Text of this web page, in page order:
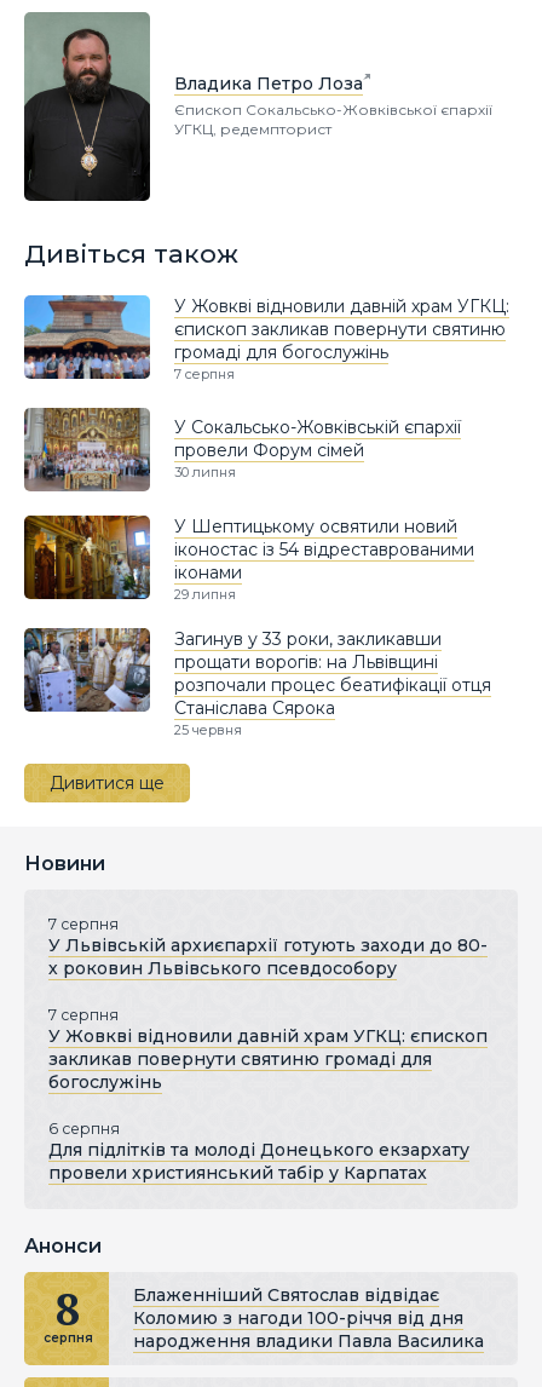
Владика Петро Лоза
Єпископ Сокальсько-Жовківської єпархії
УГКЦ, редемпторист
Дивіться також
У Жовкві відновили давній храм УГКЦ:
єпископ закликав повернути святиню
громаді для богослужінь
7 серпня
У Сокальсько-Жовківській єпархії
провели Форум сімей
30 липня
У Шептицькому освятили новий
іконостас із 54 відреставрованими
іконами
29 липня
Загинув у 33 роки, закликавши
прощати ворогів: на Львівщині
розпочали процес беатифікації отця
Станіслава Сярока
25 червня
Дивитися ще
Новини
7 серпня
У Львівській архиєпархії готують заходи до 80-
х роковин Львівського псевдособору
7 серпня
У Жовкві відновили давній храм УГКЦ: єпископ
закликав повернути святиню громаді для
богослужінь
6 серпня
Для підлітків та молоді Донецького екзархату
провели християнський табір у Карпатах
Анонси
8
серпня
Блаженніший Святослав відвідає
Коломию з нагоди 100-річчя від дня
народження владики Павла Василика